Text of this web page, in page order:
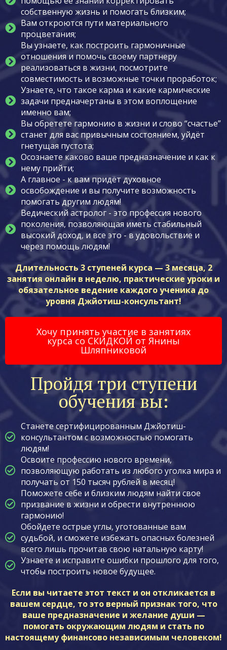
собственную жизнь и помогать близким;
Вам откроются пути материального
процветания;
Вы узнаете, как построить гармоничные
отношения и помочь своему партнеру
реализоваться в жизни, посмотрите
совместимость и возможные точки проработок;
Узнаете, что такое карма и какие кармические
задачи предначертаны в этом воплощение
именно вам;
Вы обретете гармонию в жизни и слово “счастье”
станет для вас привычным состоянием, уйдёт
гнетущая пустота;
Осознаете каково ваше предназначение и как к
нему прийти;
А главное - к вам придёт духовное
освобождение и вы получите возможность
помогать другим людям!
Ведический астролог - это профессия нового
поколения, позволяющая иметь стабильный
высокий доход, и все это - в удовольствие и
через помощь людям!
Длительность 3 ступеней курса — 3 месяца, 2
занятия онлайн в неделю, практические уроки и
обязательное ведение каждого ученика до
уровня Джйотиш-консультант!
Хочу принять участие в занятиях
курса со СКИДКОЙ от Янины
Шляпниковой
Пройдя три ступени
обучения вы:
Станете сертифицированным Джйотиш-
консультантом с возможностью помогать
людям!
Освоите профессию нового времени,
позволяющую работать из любого уголка мира и
получать от 150 тысяч рублей в месяц!
Поможете себе и близким людям найти свое
призвание в жизни и обрести внутреннюю
гармонию!
Обойдете острые углы, уготованные вам
судьбой, и сможете избежать опасных болезней
всего лишь прочитав свою натальную карту!
Узнаете и исправите ошибки прошлого для того,
чтобы построить новое будущее.
Если вы читаете этот текст и он откликается в
вашем сердце, то это верный признак того, что
ваше предназначение и желание души —
помогать окружающим людям и стать по
настоящему финансово независимым человеком!